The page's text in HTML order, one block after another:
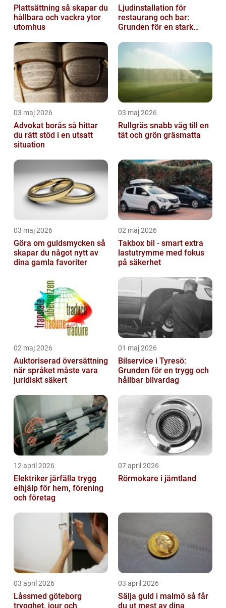
Plattsättning så skapar du
hållbara och vackra ytor
utomhus
Ljudinstallation för
restaurang och bar:
Grunden för en stark
03 maj 2026
Advokat borås så hittar
du rätt stöd i en utsatt
situation
03 maj 2026
Rullgräs snabb väg till en
tät och grön gräsmatta
03 maj 2026
Göra om guldsmycken så
skapar du något nytt av
dina gamla favoriter
02 maj 2026
Takbox bil - smart extra
lastutrymme med fokus
på säkerhet
02 maj 2026
Auktoriserad översättning
när språket måste vara
juridiskt säkert
01 maj 2026
Bilservice i Tyresö:
Grunden för en trygg och
hållbar bilvardag
12 april 2026
Elektriker järfälla trygg
elhjälp för hem, förening
och företag
07 april 2026
Rörmokare i jämtland
03 april 2026
Låssmed göteborg
trygghet, jour och
03 april 2026
Sälja guld i malmö så får
du ut mest av dina